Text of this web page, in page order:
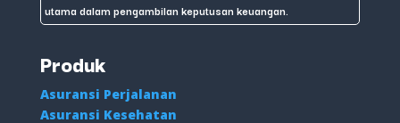
utama dalam pengambilan keputusan keuangan.
Produk
Asuransi Perjalanan
Asuransi Kesehatan